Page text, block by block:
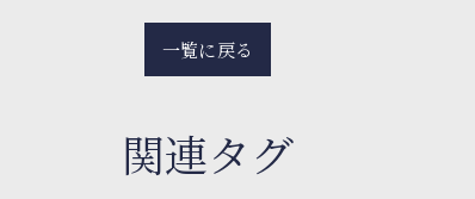
一覧に戻る
関連タグ